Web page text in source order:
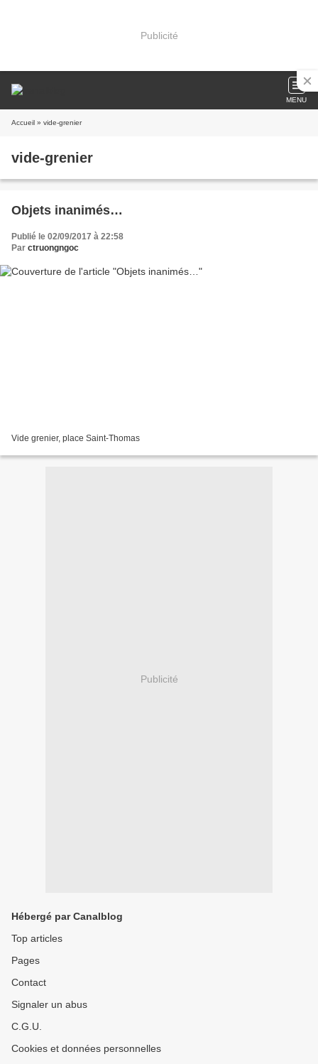
Publicité
MENU
Accueil » vide-grenier
vide-grenier
Objets inanimés…
Publié le 02/09/2017 à 22:58
Par ctruongngoc
Vide grenier, place Saint-Thomas
Publicité
Hébergé par Canalblog
Top articles
Pages
Contact
Signaler un abus
C.G.U.
Cookies et données personnelles